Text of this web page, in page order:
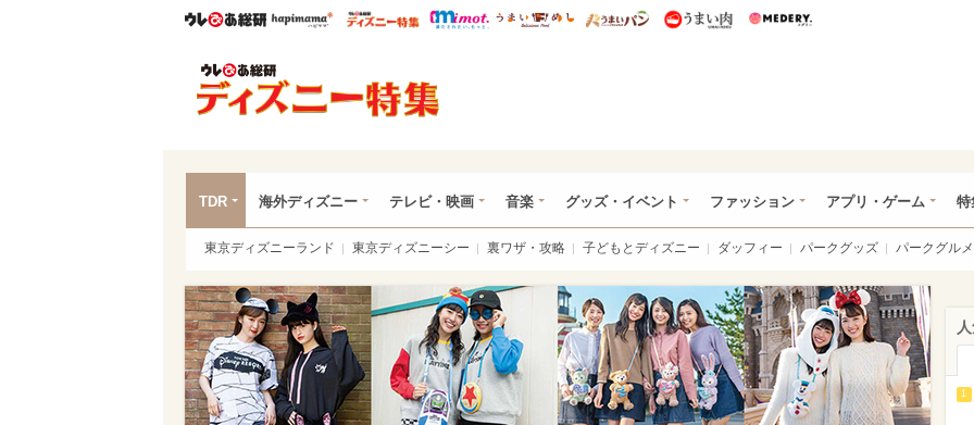
ウレぴあ総研ハピママ* ウレぴあ総研 ディズニー特集
mimot. うまいめし うまいパン うまい肉
TDR 海外ディズニー テレビ・映画 音楽 グッズ・イベント ファッション アプリ・ゲーム 特
東京ディズニーランド 東京ディズニーシー 裏ワザ・攻略 子どもとディズニー ダッフィー パークグッズ パークグルメ
1